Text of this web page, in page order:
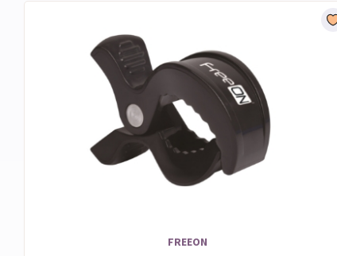
FREEON